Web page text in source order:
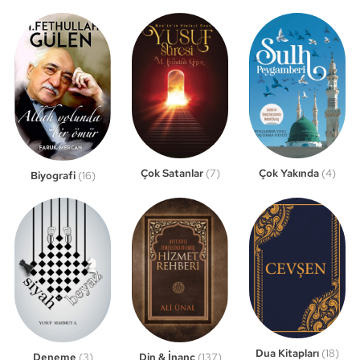
Biyografi (16) Çok Satanlar (7) Çok Yakında (4)
Din & İnanç (137) Dua Kitapları (18)